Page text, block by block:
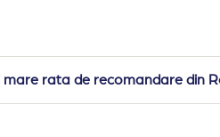
mare rata de recomandare din